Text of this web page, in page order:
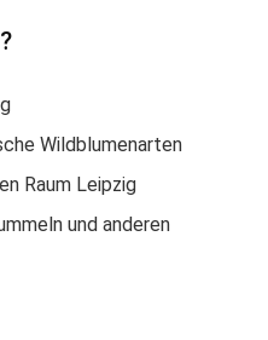
Wildblumenarten
Raum Leipzig
und anderen